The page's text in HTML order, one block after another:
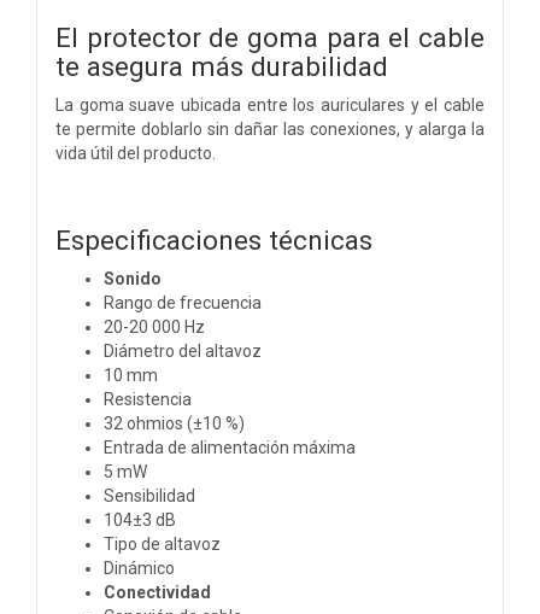
El protector de goma para el cable
te asegura más durabilidad
La goma suave ubicada entre los auriculares y el cable
te permite doblarlo sin dañar las conexiones, y alarga la
vida útil del producto.
Especificaciones técnicas
Sonido
Rango de frecuencia
20-20 000 Hz
Diámetro del altavoz
10 mm
Resistencia
32 ohmios (±10 %)
Entrada de alimentación máxima
5 mW
Sensibilidad
104±3 dB
Tipo de altavoz
Dinámico
Conectividad